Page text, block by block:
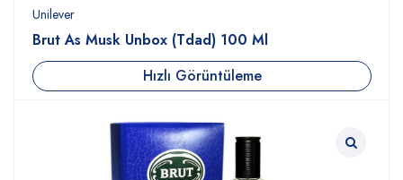
Unilever
Brut As Musk Unbox (Tdad) 100 Ml
Hızlı Görüntüleme